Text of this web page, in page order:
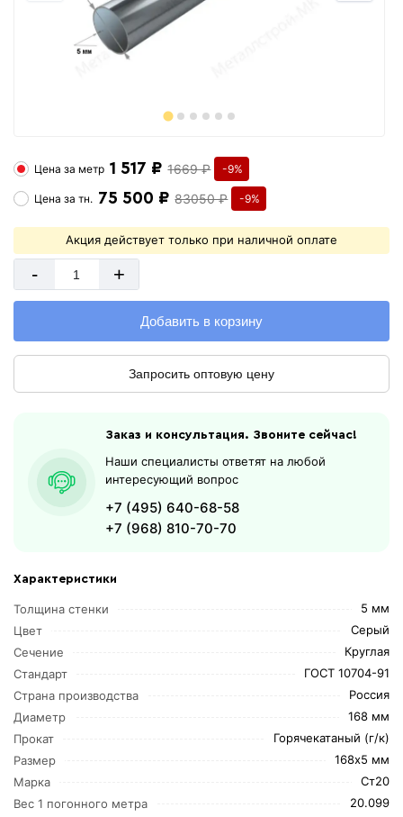
Характеристики
Толщина стенки
5 мм
Цвет
Серый
Сечение
Круглая
Стандарт
ГОСТ 10704-91
Страна производства
Россия
Диаметр
168 мм
Прокат
Горячекатаный (г/к)
Размер
168х5 мм
Марка
Ст20
Вес 1 погонного метра
20.099
Цена за метр 1 517 ₽ 1669 ₽ -9%
Цена затн. 75 500 ₽ 83050 ₽ -9%
Акция действует только при наличной оплате
- +
Добавить в корзину
Запросить оптовую цену
Заказ и консультация. Звоните сейчас!
Наши специалисты ответят на любой
интересующий вопрос
+7 (495) 640-68-58
+7 (968) 810-70-70